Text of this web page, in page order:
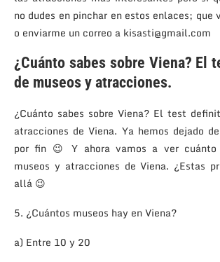
no dudes en pinchar en estos enlaces;
o enviarme un correo a kisasti@gmail.com
¿Cuánto sabes sobre Viena? El
de museos y atracciones.
¿Cuánto sabes sobre Viena? El test
atracciones de Viena. Ya hemos dejado
por fin 😉 Y ahora vamos a ver cuánto
museos y atracciones de Viena. ¿Estas
allá 😉
5. ¿Cuántos museos hay en Viena?
a) Entre 10 y 20